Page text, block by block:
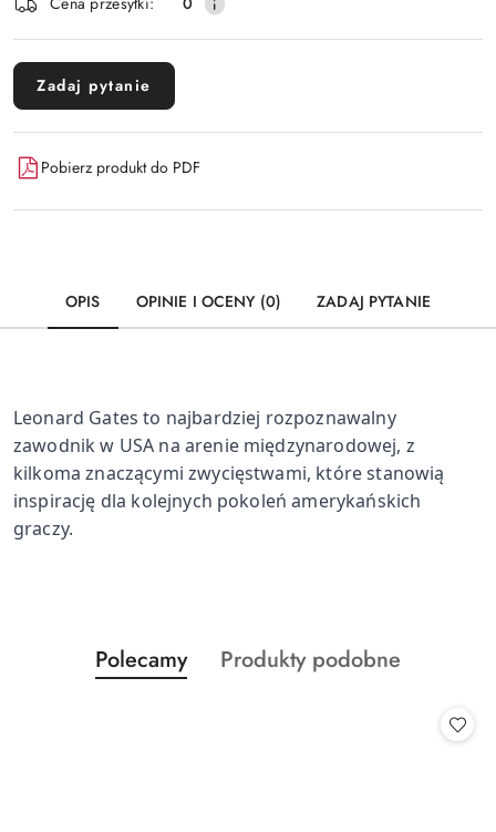
dostawa
Zadaj pytanie
Pobierz produkt do PDF
OPIS OPINIE I OCENY (0) ZADAJ PYTANIE
Leonard Gates to najbardziej rozpoznawalny
zawodnik w USA na arenie międzynarodowej, z
kilkoma znaczącymi zwycięstwami, które stanowią
inspirację dla kolejnych pokoleń amerykańskich
graczy.
Pomiń karuzelę produktów
Produkty
o
Polecamy
Produkty
Produkty podobne